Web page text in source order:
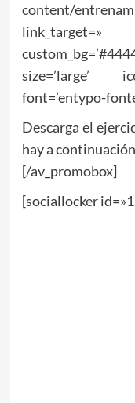
content/
size=’large’
font=’entypo-
Descarga el
hay a continuación
[/av_promobox]
[sociallocker